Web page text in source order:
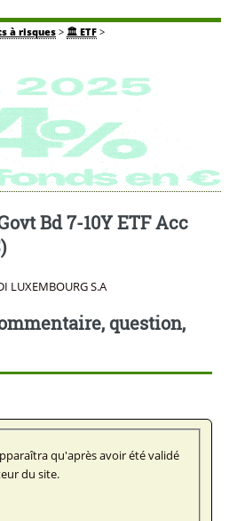
à risques> 🏛️ ETF>
Bd 7-10Y ETF Acc
LUXEMBOURG S.A
question,
qu'après avoir été validé
du site.